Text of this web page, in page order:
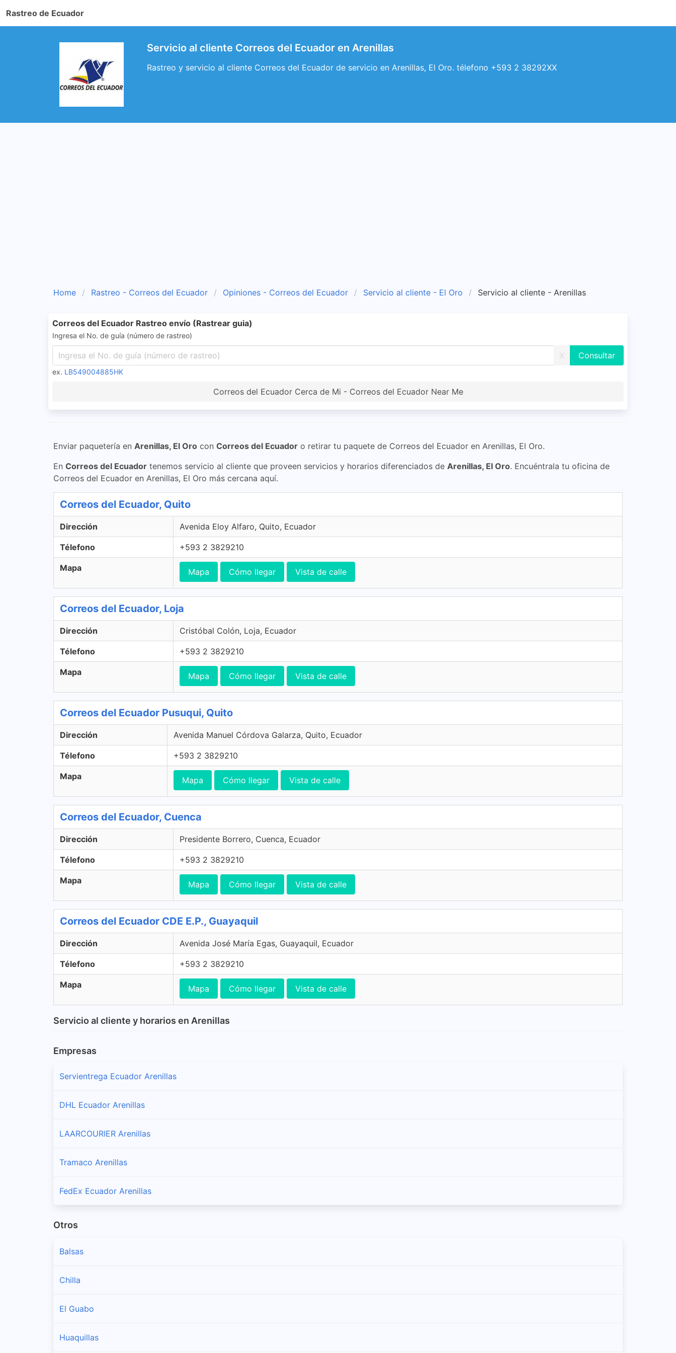
Rastreo de Ecuador
Servicio al cliente Correos del Ecuador en Arenillas
Rastreo y servicio al cliente Correos del Ecuador de servicio en Arenillas, El Oro. télefono +593 2 38292XX
Home Rastreo - Correos del Ecuador Opiniones - Correos del Ecuador Servicio al cliente - El Oro Servicio al cliente - Arenillas
Correos del Ecuador Rastreo envío (Rastrear guia)
Ingresa el No. de guía (número de rastreo)
X
ex. LB549004885HK
Correos del Ecuador Cerca de Mi - Correos del Ecuador Near Me
Enviar paquetería en Arenillas, El Oro con Correos del Ecuador o retirar tu paquete de Correos del Ecuador en Arenillas, El Oro.
En Correos del Ecuador tenemos servicio al cliente que proveen servicios y horarios diferenciados de Arenillas, El Oro. Encuéntrala tu oficina de
Correos del Ecuador en Arenillas, El Oro más cercana aquí.
Correos del Ecuador, Quito
Dirección Avenida Eloy Alfaro, Quito, Ecuador
Télefono +593 2 3829210
Mapa Mapa Cómo llegar Vista de calle
Correos del Ecuador, Loja
Dirección Cristóbal Colón, Loja, Ecuador
Télefono +593 2 3829210
Mapa Mapa Cómo llegar Vista de calle
Correos del Ecuador Pusuqui, Quito
Dirección Avenida Manuel Córdova Galarza, Quito, Ecuador
Télefono +593 2 3829210
Mapa Mapa Cómo llegar Vista de calle
Correos del Ecuador, Cuenca
Dirección Presidente Borrero, Cuenca, Ecuador
Télefono +593 2 3829210
Mapa Mapa Cómo llegar Vista de calle
Correos del Ecuador CDE E.P., Guayaquil
Dirección Avenida José María Egas, Guayaquil, Ecuador
Télefono +593 2 3829210
Mapa Mapa Cómo llegar Vista de calle
Servicio al cliente y horarios en Arenillas
Empresas
Servientrega Ecuador Arenillas
DHL Ecuador Arenillas
LAARCOURIER Arenillas
Tramaco Arenillas
FedEx Ecuador Arenillas
Otros
Balsas
Chilla
El Guabo
Huaquillas